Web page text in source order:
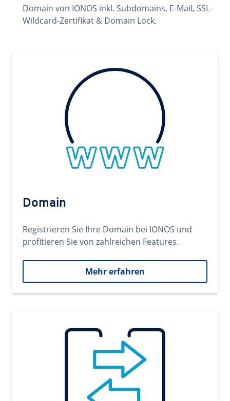
Domain von IONOS inkl. Subdomains, E-Mail, SSL-
Wildcard-Zertifikat & Domain Lock.
Domain
Registrieren Sie Ihre Domain bei IONOS und
profitieren Sie von zahlreichen Features.
Mehr erfahren